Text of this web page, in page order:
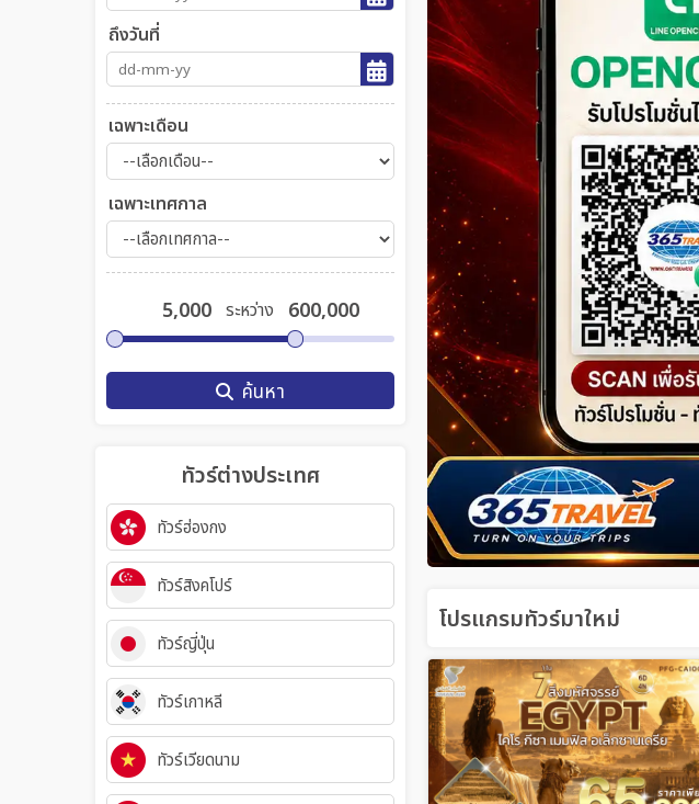
ถึงวันที่
เฉพาะเดือน
เฉพาะเทศกาล
ระหว่าง
ค้นหา
ทัวร์ต่างประเทศ
ทัวร์ฮ่องกง
ทัวร์สิงคโปร์
ทัวร์ญี่ปุ่น
ทัวร์เกาหลี
ทัวร์เวียดนาม
โปรแกรมทัวร์มาใหม่